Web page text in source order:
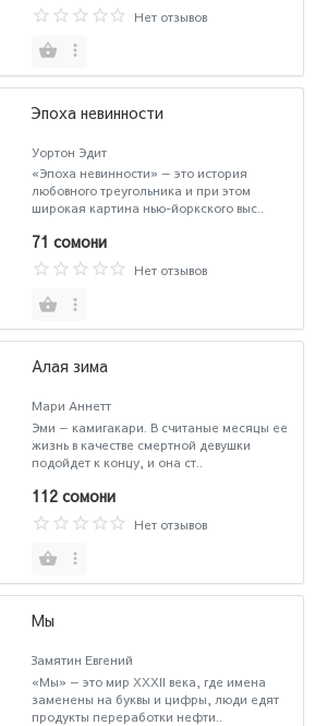
Нет отзывов
Эпоха невинности
Уортон Эдит
«Эпоха невинности» — это история
любовного треугольника и при этом
широкая картина нью-йоркского выс..
71 сомони
Нет отзывов
Алая зима
Мари Аннетт
Эми — камигакари. В считаные месяцы ее
жизнь в качестве смертной девушки
подойдет к концу, и она ст..
112 сомони
Нет отзывов
Мы
Замятин Евгений
«Мы» — это мир XXXII века, где имена
заменены на буквы и цифры, люди едят
продукты переработки нефти..